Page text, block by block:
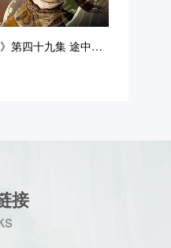
十九集 途中抢
接